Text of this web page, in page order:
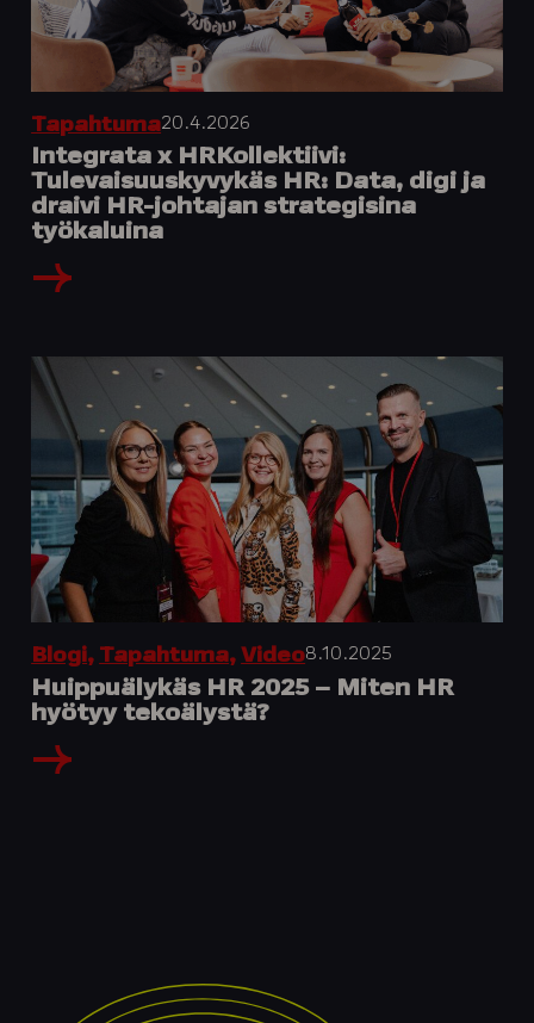
Tapahtuma20.4.2026
Integrata x HRKollektiivi:
Tulevaisuuskyvykäs HR: Data, digi ja
draivi HR-johtajan strategisina
työkaluina
Blogi, Tapahtuma, Video8.10.2025
Huippuälykäs HR 2025 – Miten HR
hyötyy tekoälystä?